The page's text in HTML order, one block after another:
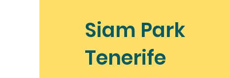
Siam Park
Tenerife